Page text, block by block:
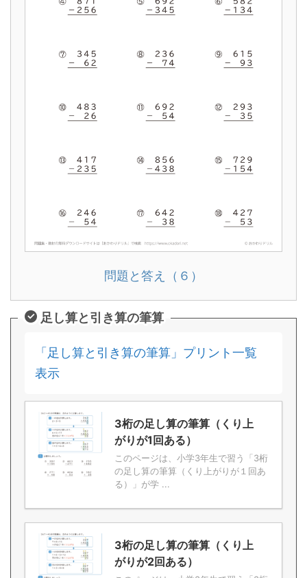
問題と答え（６）
足し算と引き算の筆算
「足し算と引き算の筆算」プリント一覧
表示
3桁の足し算の筆算（くり上
がりが1回ある）
このページは、小学3年生で習う「3桁
の足し算の筆算（くり上がりが１回あ
る）」が学 ...
3桁の足し算の筆算（くり上
がりが2回ある）